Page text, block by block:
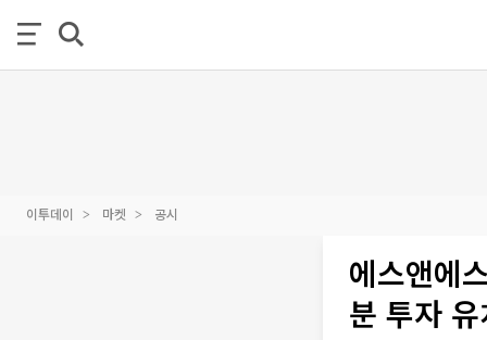
이투데이 마켓 공시
에스앤에
분 투자 유